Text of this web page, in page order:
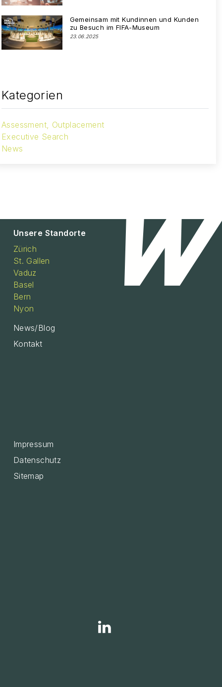
Gemeinsam mit Kundinnen und Kunden
zu Besuch im FIFA-Museum
23.06.2025
Kategorien
Assessment, Outplacement
Executive Search
News
Unsere Standorte
Zürich
St. Gallen
Vaduz
Basel
Bern
Nyon
News/Blog
Kontakt
Impressum
Datenschutz
Sitemap